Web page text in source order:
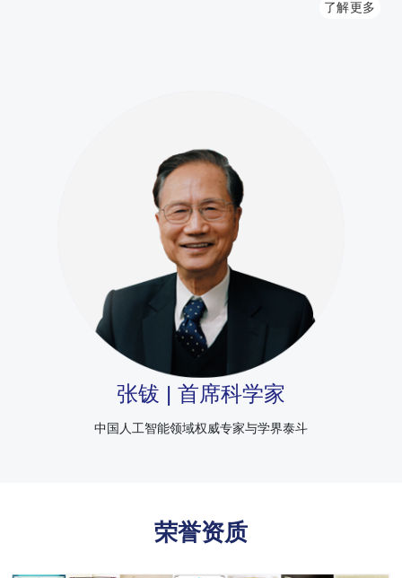
了解更多
张钹 | 首席科学家
中国人工智能领域权威专家与学界泰斗
荣誉资质